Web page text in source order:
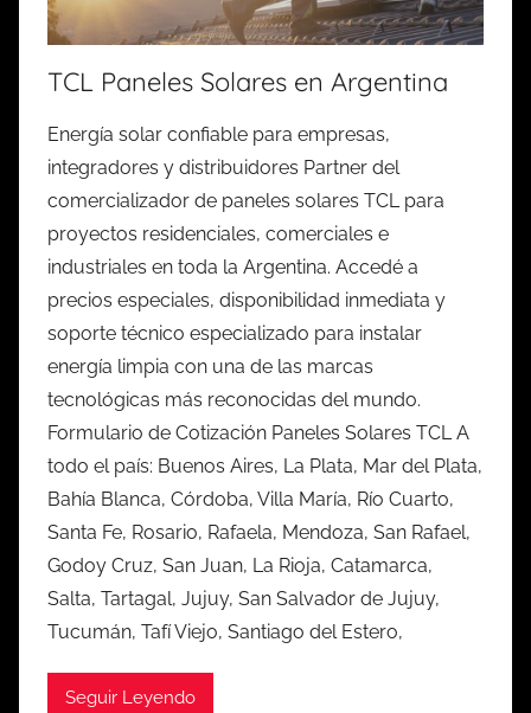
TCL Paneles Solares en Argentina
Energía solar confiable para empresas,
integradores y distribuidores Partner del
comercializador de paneles solares TCL para
proyectos residenciales, comerciales e
industriales en toda la Argentina. Accedé a
precios especiales, disponibilidad inmediata y
soporte técnico especializado para instalar
energía limpia con una de las marcas
tecnológicas más reconocidas del mundo.
Formulario de Cotización Paneles Solares TCL A
todo el país: Buenos Aires, La Plata, Mar del Plata,
Bahía Blanca, Córdoba, Villa María, Río Cuarto,
Santa Fe, Rosario, Rafaela, Mendoza, San Rafael,
Godoy Cruz, San Juan, La Rioja, Catamarca,
Salta, Tartagal, Jujuy, San Salvador de Jujuy,
Tucumán, Tafí Viejo, Santiago del Estero,
Seguir Leyendo